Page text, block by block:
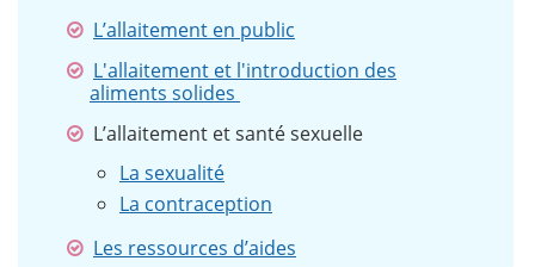
L’allaitement en public
L'allaitement et l'introduction des
aliments solides
L’allaitement et santé sexuelle
La sexualité
La contraception
Les ressources d’aides